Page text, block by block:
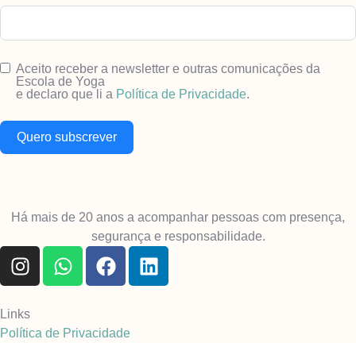
Aceito receber a newsletter e outras comunicações da
Escola de Yoga
e declaro que li a Política de Privacidade.
Quero subscrever
Há mais de 20 anos a acompanhar pessoas com presença,
segurança e responsabilidade.
Links
Política de Privacidade